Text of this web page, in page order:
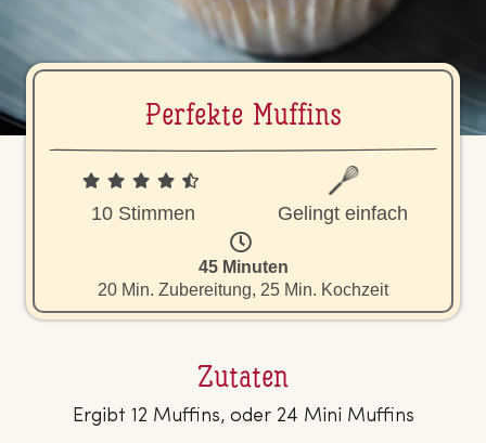
Perfekte Muffins
10 Stimmen Gelingt einfach
45 Minuten
20 Min. Zubereitung, 25 Min. Kochzeit
Zutaten
Ergibt 12 Muffins, oder 24 Mini Muffins